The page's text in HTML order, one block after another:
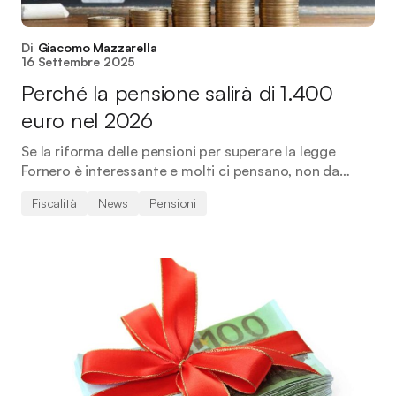
Di Giacomo Mazzarella
16 Settembre 2025
Perché la pensione salirà di 1.400
euro nel 2026
Se la riforma delle pensioni per superare la legge
Fornero è interessante e molti ci pensano, non da…
Fiscalità News Pensioni